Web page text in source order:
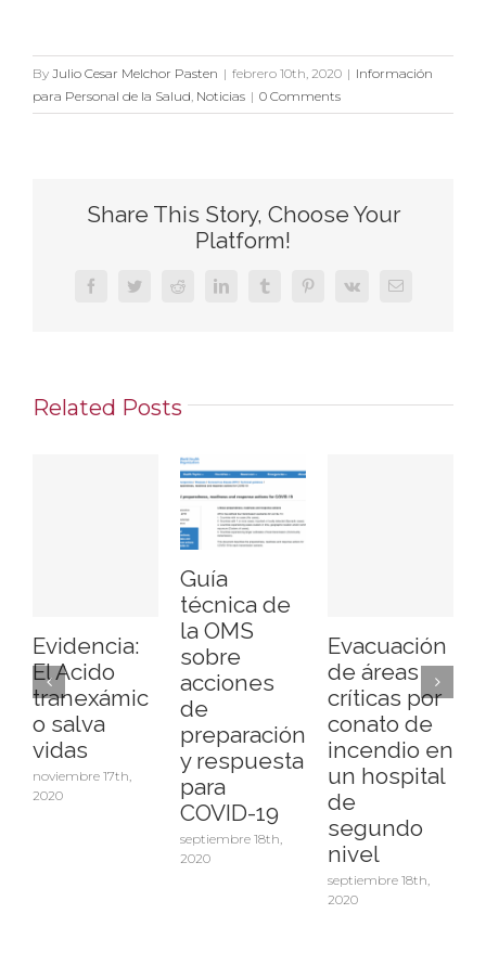
By Julio Cesar Melchor Pasten | febrero 10th, 2020 | Información
para Personal de la Salud Noticias | 0 Comments
Share This Story, Choose Your
Platform!
FacebookTwitterReddit LinkedInTumblrPinterest
Vk Email
Related Posts
Evidencia:
El Acido
tranexámic
o salva
vidas
noviembre 17th,
2020
Guía
técnica de
la OMS
sobre
acciones
de
preparación
y respuesta
para
COVID-19
septiembre 18th,
2020
Evacuación
de áreas
críticas por
conato de
incendio en
un hospital
de
segundo
nivel
septiembre 18th,
2020